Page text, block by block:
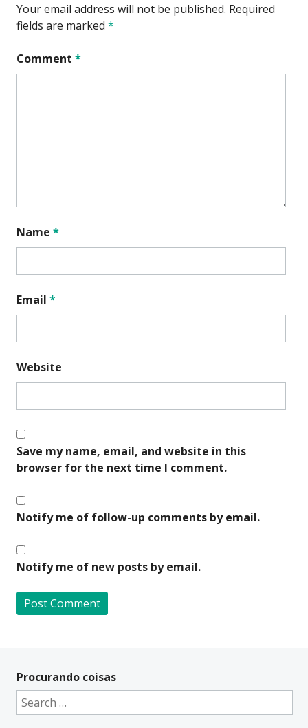
Your email address will not be published. Required
fields are marked *
Comment *
Name *
Email *
Website
Save my name, email, and website in this
browser for the next time I comment.
Notify me of follow-up comments by email.
Notify me of new posts by email.
t
e
Procurando coisas
Search
for: